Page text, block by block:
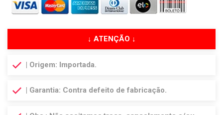
↓ ATENÇÃO ↓
| Origem: Importada.
| Garantia: Contra defeito de fabricação.